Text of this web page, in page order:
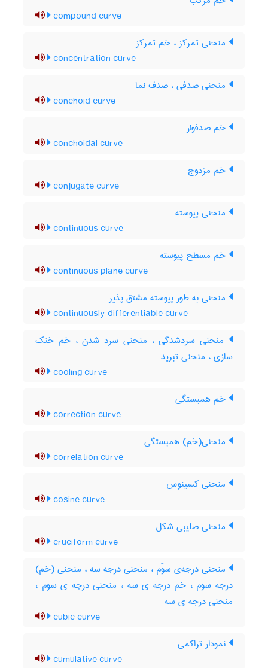
compound curve
منحنی تمرکز ، خم تمرکز
concentration curve
منحنی صدفی ، صدف نما
conchoid curve
خم صدفوار
conchoidal curve
خم مزدوج
conjugate curve
منحنی پیوسته
continuous curve
خم مسطح پیوسته
continuous plane curve
منحنی به طور پیوسته مشتق پذیر
continuously differentiable curve
منحنی سردشدگی ، منحنی سرد شدن ، خم خنک
سازی ، منحنی تبرید
cooling curve
خم همبستگی
correction curve
منحنی(خم) همبستگی
correlation curve
منحنی کسینوس
cosine curve
منحنی صلیبی شکل
cruciform curve
منحنی درجه‌ی سوّم ، منحنی درجه سه ، منحنی (خم)
درجه سوم ، خم درجه ی سه ، منحنی درجه ی سوم ،
منحنی درجه ی سه
cubic curve
نمودار تراکمی
cumulative curve